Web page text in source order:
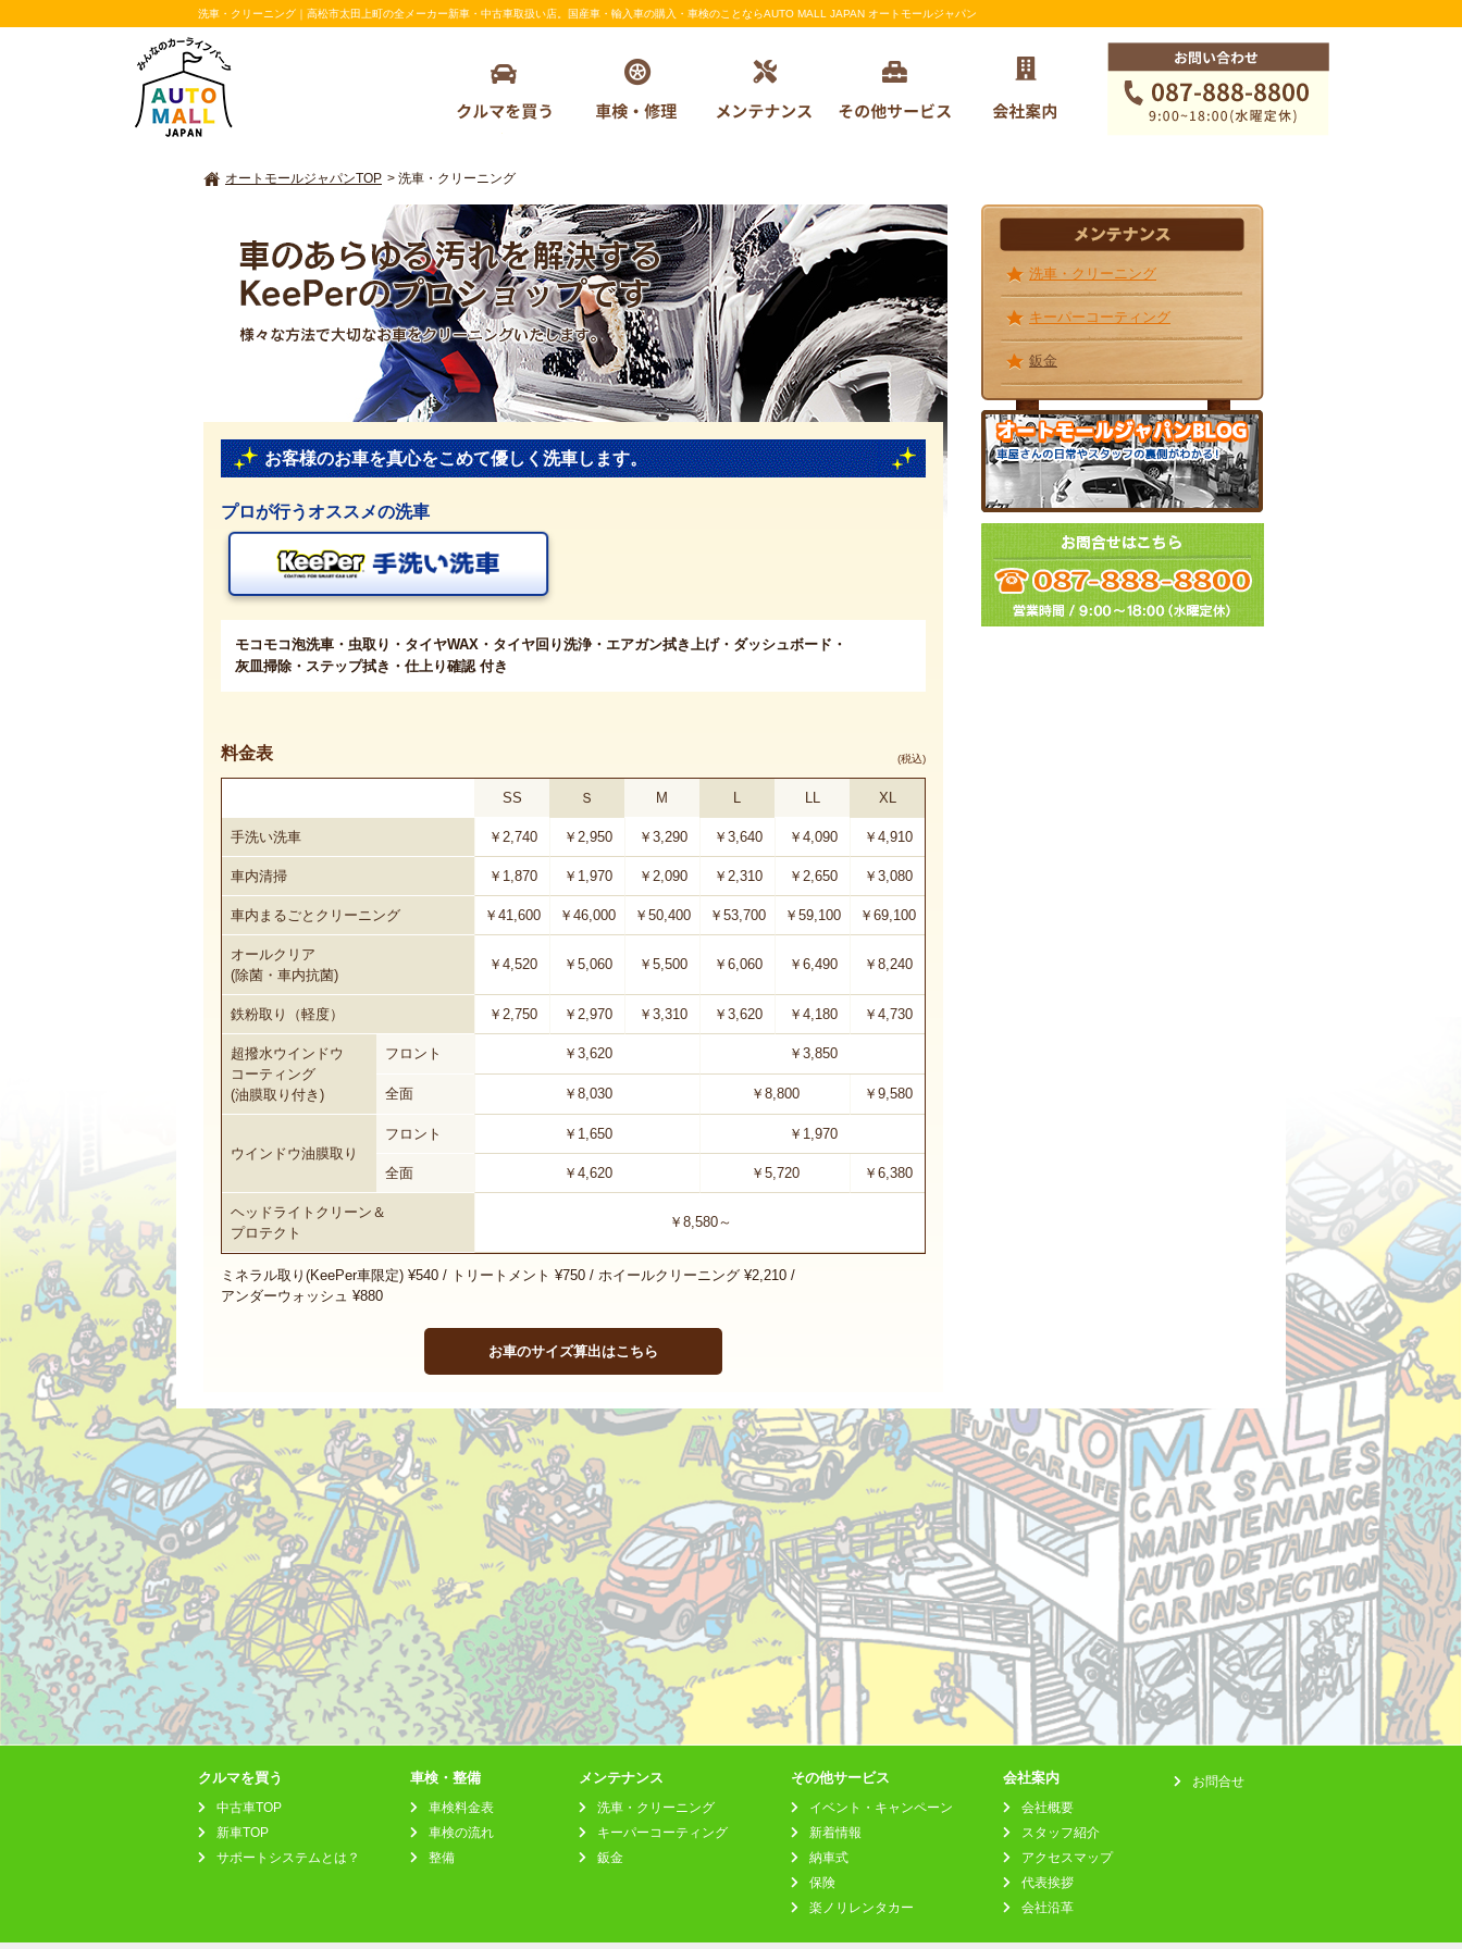
洗車・クリーニング｜高松市太田上町の全メーカー新車・中古車取扱い店。国産車・輸入車の購入・車検のことならAUTO MALL JAPAN オートモールジャパン
オートモールジャパンTOP > 洗車・クリーニング
車を綺麗にすることなら何でもご相談ください。
スタッフが真心をこめて手洗い洗車します。
お客様のお車を真心をこめて優しく洗車します。
プロが行うオススメの洗車
モコモコ泡洗車・虫取り・タイヤWAX・タイヤ回り洗浄・エアガン拭き上げ・ダッシュボード・
灰皿掃除・ステップ拭き・仕上り確認 付き
料金表 (税込)
SS Ｓ M L LL XL
手洗い洗車 ￥2,740 ￥2,950 ￥3,290 ￥3,640 ￥4,090 ￥4,910
車内清掃 ￥1,870 ￥1,970 ￥2,090 ￥2,310 ￥2,650 ￥3,080
車内まるごとクリーニング ￥41,600 ￥46,000 ￥50,400 ￥53,700 ￥59,100 ￥69,100
オールクリア
(除菌・車内抗菌)
￥4,520 ￥5,060 ￥5,500 ￥6,060 ￥6,490 ￥8,240
鉄粉取り（軽度） ￥2,750 ￥2,970 ￥3,310 ￥3,620 ￥4,180 ￥4,730
超撥水ウインドウ
コーティング
(油膜取り付き)
フロント ￥3,620 ￥3,850
全面 ￥8,030 ￥8,800 ￥9,580
ウインドウ油膜取り
フロント ￥1,650 ￥1,970
全面 ￥4,620 ￥5,720 ￥6,380
ヘッドライトクリーン＆
プロテクト
￥8,580～
ミネラル取り(KeePer車限定) ¥540 / トリートメント ¥750 / ホイールクリーニング ¥2,210 /
アンダーウォッシュ ¥880
お車のサイズ算出はこちら
メンテナンス
洗車・クリーニング
キーパーコーティング
鈑金
クルマを買う
中古車TOP
新車TOP
サポートシステムとは？
車検・整備
車検料金表
車検の流れ
整備
メンテナンス
洗車・クリーニング
キーパーコーティング
鈑金
その他サービス
イベント・キャンペーン
新着情報
納車式
保険
楽ノリレンタカー
会社案内
会社概要
スタッフ紹介
アクセスマップ
代表挨拶
会社沿革
お問合せ